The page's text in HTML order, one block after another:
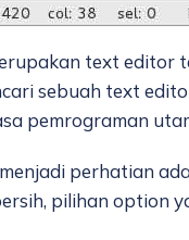
text editor
sebuah text
pemrograman
perhatian
pilihan option